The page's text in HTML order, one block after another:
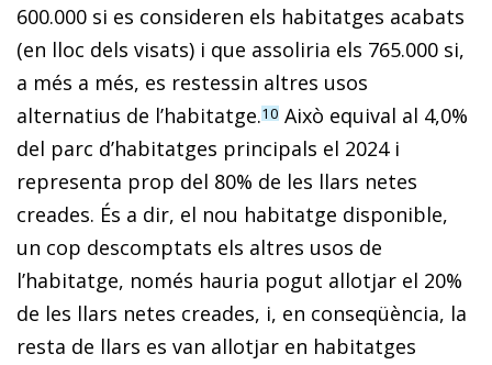
600.000 si es consideren els habitatges acabats
(en lloc dels visats) i que assoliria els 765.000 si,
a més a més, es restessin altres usos
alternatius de l’habitatge.10 Això equival al 4,0%
del parc d’habitatges principals el 2024 i
representa prop del 80% de les llars netes
creades. És a dir, el nou habitatge disponible,
un cop descomptats els altres usos de
l’habitatge, només hauria pogut allotjar el 20%
de les llars netes creades, i, en conseqüència, la
resta de llars es van allotjar en habitatges